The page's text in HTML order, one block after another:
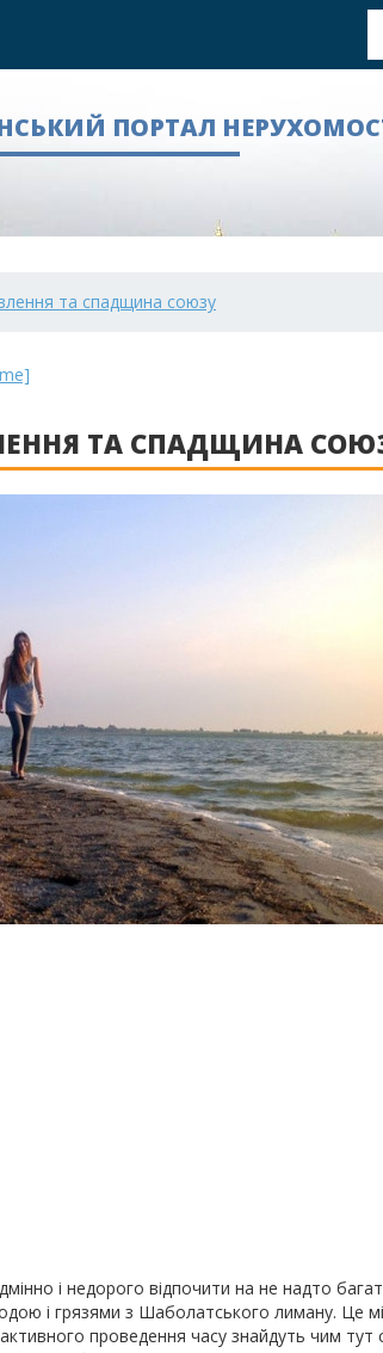
ПОРТАЛ
та спадщина союзу
ТА СПАДЩИНА
і недорого відпочити на не надто
і грязями з Шаболатського лиману. Це
проведення часу знайдуть чим тут